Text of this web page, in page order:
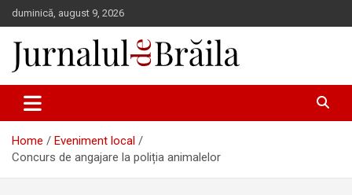
Skip
to
content
duminică, august 9, 2026
Jurnalul de Brăila
Home
Eveniment local
Concurs de angajare la poliția animalelor